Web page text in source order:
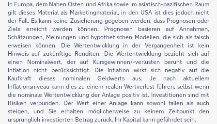
In Europa, dem Nahen Osten und Afrika sowie im asiatisch-pazifischen Raum
gilt dieses Material als Marketingmaterial, in den USA ist dies jedoch nicht
der Fall. Es kann keine Zusicherung gegeben werden, dass Prognosen oder
Ziele erreicht werden können. Prognosen basieren auf Annahmen,
Schätzungen, Meinungen und hypothetischen Modellen, die sich als falsch
erweisen können. Die Wertentwicklung in der Vergangenheit ist kein
Hinweis auf zukünftige Renditen. Die Wertentwicklung bezieht sich auf
einen Nominalwert, der auf Kursgewinnen/-verlusten beruht und die
Inflation nicht berücksichtigt. Die Inflation wirkt sich negativ auf die
Kaufkraft dieses nominalen Geldwerts aus. Je nach aktuellem
Inflationsniveau kann dies zu einem realen Wertverlust führen, selbst wenn
die nominale Wertentwicklung der Anlage positiv ist. Investitionen sind mit
Risiken verbunden. Der Wert einer Anlage kann sowohl fallen als auch
steigen, und Sie erhalten möglicherweise zu keinem Zeitpunkt den
ursprünglich investierten Betrag zurück. Ihr Kapital kann gefährdet sein.